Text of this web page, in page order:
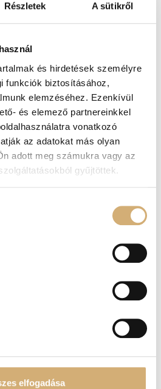
Részletek A sütikről
és hirdetések személyre
funkciók biztosításához,
elemzéséhez. Ezenkívül
és elemező partnereinkkel
vonatkozó
az adatokat más olyan
adott meg számukra vagy az
gyűjtöttek.
elfogadása
monogram
a hosszú, komfortos
nőies megjelenés.
és időtálló minőség.
hétköznapi és elegáns nyári
világos farmerrel és egy
a szandál különleges
monogramos vagy